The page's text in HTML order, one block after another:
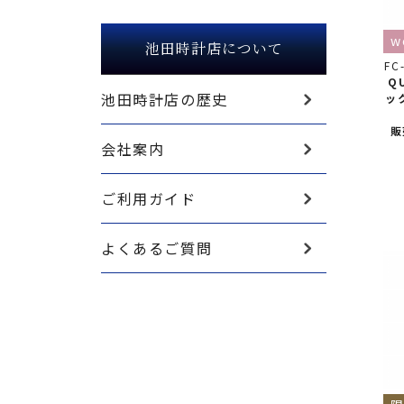
ッ
池田時計店について
池田時計店の歴史
会社案内
ご利用ガイド
よくあるご質問